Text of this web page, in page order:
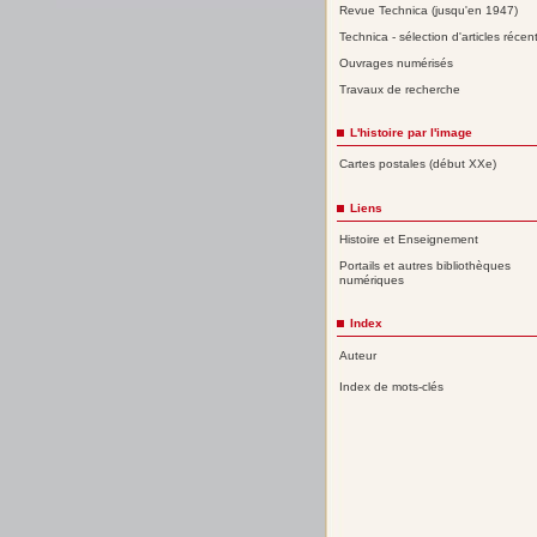
Revue Technica (jusqu'en 1947)
Technica - sélection d'articles
Ouvrages numérisés
Travaux de recherche
L'histoire par l'image
Cartes postales (début XXe)
Liens
Histoire et Enseignement
Portails et autres bibliothèques
numériques
Index
Auteur
Index de mots-clés